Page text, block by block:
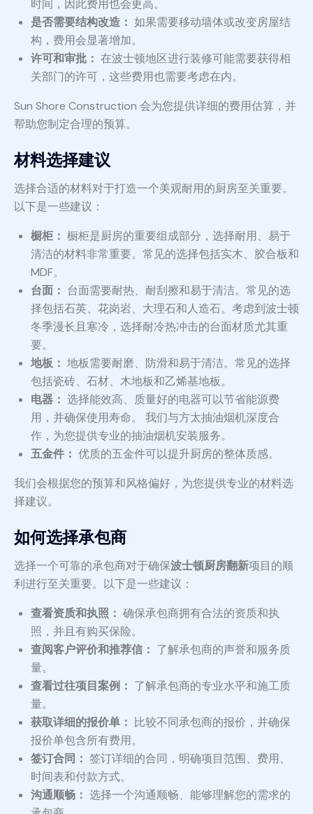
时间，因此费用也会更高。
是否需要结构改造： 如果需要移动墙体或改变房屋结
构，费用会显著增加。
许可和审批： 在波士顿地区进行装修可能需要获得相
关部门的许可，这些费用也需要考虑在内。
Sun Shore Construction 会为您提供详细的费用估算，并
帮助您制定合理的预算。
材料选择建议
选择合适的材料对于打造一个美观耐用的厨房至关重要。
以下是一些建议：
橱柜： 橱柜是厨房的重要组成部分，选择耐用、易于
清洁的材料非常重要。常见的选择包括实木、胶合板和
MDF。
台面： 台面需要耐热、耐刮擦和易于清洁。常见的选
择包括石英、花岗岩、大理石和人造石。考虑到波士顿
冬季漫长且寒冷，选择耐冷热冲击的台面材质尤其重
要。
地板： 地板需要耐磨、防滑和易于清洁。常见的选择
包括瓷砖、石材、木地板和乙烯基地板。
电器： 选择能效高、质量好的电器可以节省能源费
用，并确保使用寿命。 我们与方太抽油烟机深度合
作，为您提供专业的抽油烟机安装服务。
五金件： 优质的五金件可以提升厨房的整体质感。
我们会根据您的预算和风格偏好，为您提供专业的材料选
择建议。
如何选择承包商
选择一个可靠的承包商对于确保波士顿厨房翻新项目的顺
利进行至关重要。以下是一些建议：
查看资质和执照： 确保承包商拥有合法的资质和执
照，并且有购买保险。
查阅客户评价和推荐信： 了解承包商的声誉和服务质
量。
查看过往项目案例： 了解承包商的专业水平和施工质
量。
获取详细的报价单： 比较不同承包商的报价，并确保
报价单包含所有费用。
签订合同： 签订详细的合同，明确项目范围、费用、
时间表和付款方式。
沟通顺畅： 选择一个沟通顺畅、能够理解您的需求的